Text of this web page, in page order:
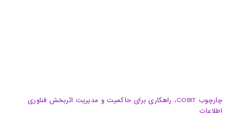
چارچوب COBIT، راهکاری برای حاکمیت و مدیریت اثربخش فناوری
اطلاعات